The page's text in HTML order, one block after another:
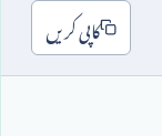
کاپی کریں